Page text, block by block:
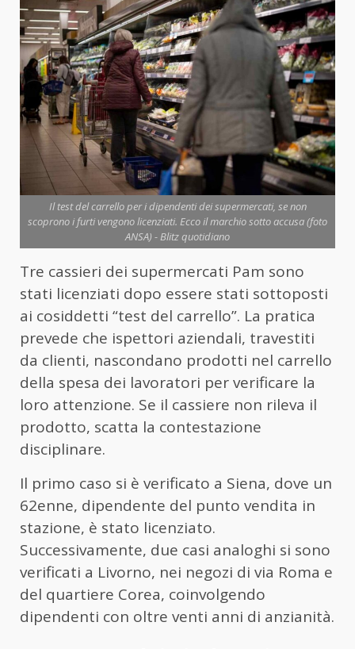
Il test del carrello per i dipendenti dei supermercati, se non
scoprono i furti vengono licenziati. Ecco il marchio sotto accusa (foto
ANSA) - Blitz quotidiano
Tre cassieri dei supermercati Pam sono
stati licenziati dopo essere stati sottoposti
ai cosiddetti “test del carrello”. La pratica
prevede che ispettori aziendali, travestiti
da clienti, nascondano prodotti nel carrello
della spesa dei lavoratori per verificare la
loro attenzione. Se il cassiere non rileva il
prodotto, scatta la contestazione
disciplinare.
Il primo caso si è verificato a Siena, dove un
62enne, dipendente del punto vendita in
stazione, è stato licenziato.
Successivamente, due casi analoghi si sono
verificati a Livorno, nei negozi di via Roma e
del quartiere Corea, coinvolgendo
dipendenti con oltre venti anni di anzianità.